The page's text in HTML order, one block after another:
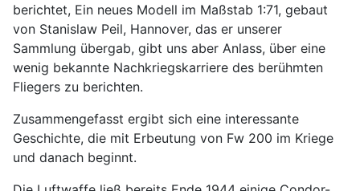
berichtet, Ein neues Modell im Maßstab 1:71, gebaut
von Stanislaw Peil, Hannover, das er unserer
Sammlung übergab, gibt uns aber Anlass, über eine
wenig bekannte Nachkriegskarriere des berühmten
Fliegers zu berichten.
Zusammengefasst ergibt sich eine interessante
Geschichte, die mit Erbeutung von Fw 200 im Kriege
und danach beginnt.